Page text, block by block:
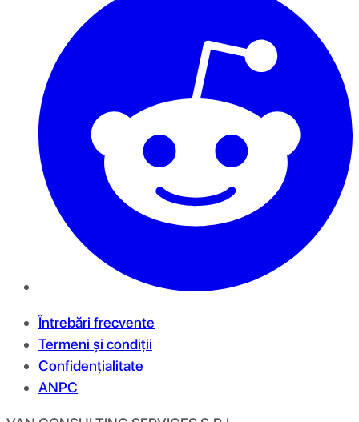
Întrebări frecvente
Termeni și condiții
Confidențialitate
ANPC